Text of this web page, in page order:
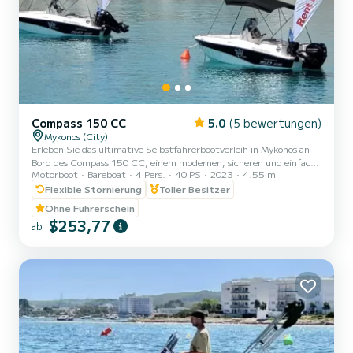
Compass 150 CC 5.0 (5 bewertungen)
Mykonos (City)
Erleben Sie das ultimative Selbstfahrerbootverleih in Mykonos an
Bord des Compass 150 CC, einem modernen, sicheren und einfach
zu handhabenden kleinen Boot ohne Lizenz. Perfekt für private
Bootsausflüge, Familienbootabenteuer, romantische Ausflüge und
All-Inclusive-Tageskreuzfahrten zur Südküste von Mykonos,
Dragonisi, Rhenia und Delos Island. Unser Compass 150 CC
ermöglicht es Ihnen, diese atemberaubenden Orte in Ihrem eigenen
Motorboot Bareboat 4 Pers. 40 PS 2023
4.55 m
Flexible Stornierung
Toller Besitzer
Ohne Führerschein
ab $253,77